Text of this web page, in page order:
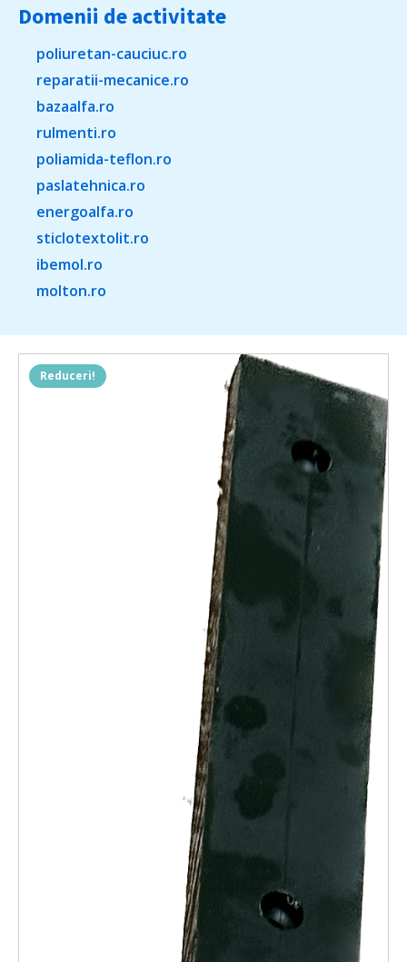
Domenii de activitate
poliuretan-cauciuc.ro
reparatii-mecanice.ro
bazaalfa.ro
rulmenti.ro
poliamida-teflon.ro
paslatehnica.ro
energoalfa.ro
sticlotextolit.ro
ibemol.ro
molton.ro
Reduceri!